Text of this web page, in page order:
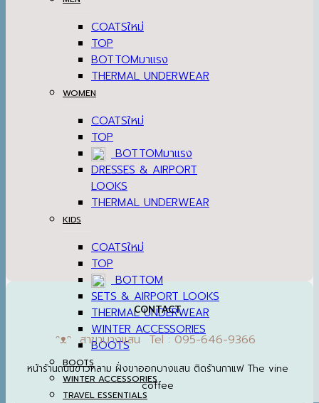
COATS
TOP
BOTTOM
THERMAL UNDERWEAR
WOMEN
COATS
TOP
BOTTOM
DRESSES & AIRPORT
LOOKS
THERMAL UNDERWEAR
KIDS
COATS
TOP
BOTTOM
SETS & AIRPORT LOOKS
THERMAL UNDERWEAR
WINTER ACCESSORIES
BOOTS
BOOTS
WINTER ACCESSORIES
TRAVEL ESSENTIALS
CONTACT
ᵔᴥᵔ สาขาบางแสน Tel : 095-646-9366
หน้าร้านถนนข้าวหลาม ฝั่งขาออกบางแสน ติดร้านกาแฟ The vine
coffee